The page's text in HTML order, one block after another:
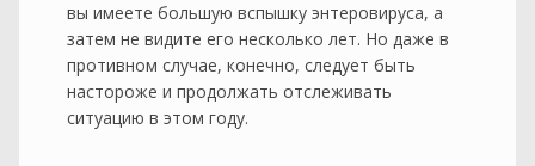
вы имеете большую вспышку энтеровируса, а
затем не видите его несколько лет. Но даже в
противном случае, конечно, следует быть
настороже и продолжать отслеживать
ситуацию в этом году.